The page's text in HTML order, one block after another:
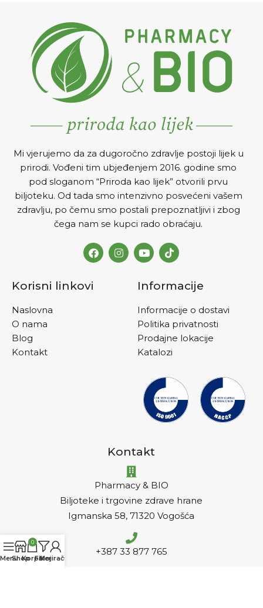
Mi vjerujemo da za dugoročno zdravlje postoji lijek u
prirodi. Vođeni tim ubjeđenjem 2016. godine smo
pod sloganom “Priroda kao lijek” otvorili prvu
biljoteku. Od tada smo intenzivno posvećeni vašem
zdravlju, po čemu smo postali prepoznatljivi i zbog
čega nam se kupci rado obraćaju.
Korisni linkovi
Naslovna
O nama
Blog
Kontakt
Informacije
Informacije o dostavi
Politika privatnosti
Prodajne lokacije
Katalozi
Kontakt
Pharmacy & BIO
Biljoteke i trgovine zdrave hrane
Igmanska 58, 71320 Vogošća
+387 33 877 765
MenuShop
0
KorpaFilteri
Moj račun